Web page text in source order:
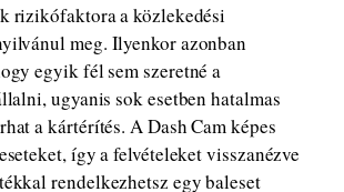
rizikófaktora a közlekedési
meg. Ilyenkor azonban
egyik fél sem szeretné a
ugyanis sok esetben hatalmas
a kártérítés. A Dash Cam képes
így a felvételeket visszanézve
rendelkezhetsz egy baleset